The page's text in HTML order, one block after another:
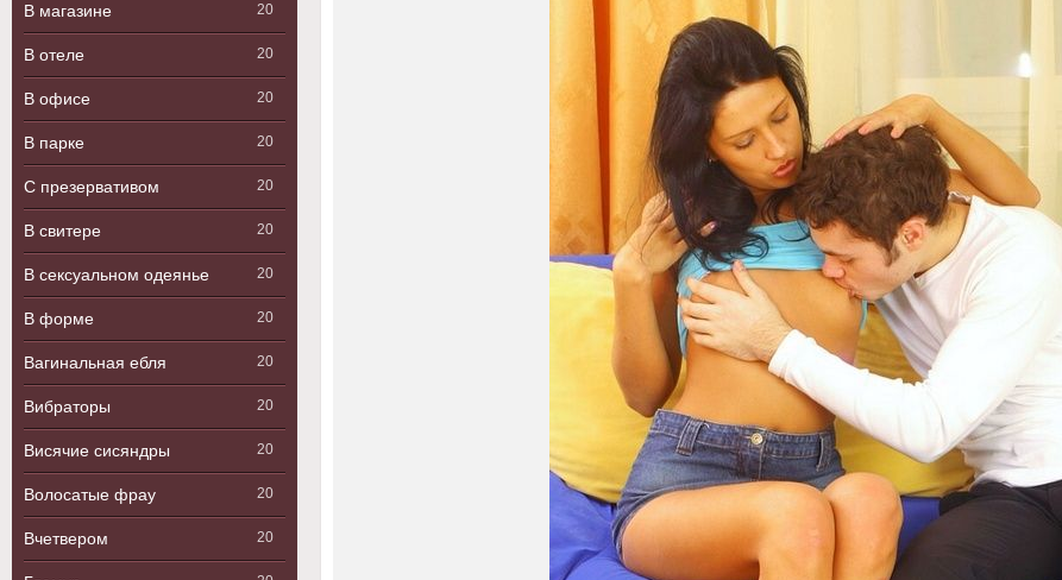
В магазине 20
В отеле 20
В офисе 20
В парке 20
С презервативом 20
В свитере 20
В сексуальном одеянье 20
В форме 20
Вагинальная ебля 20
Вибраторы 20
Висячие сисяндры 20
Волосатые фрау 20
Вчетвером 20